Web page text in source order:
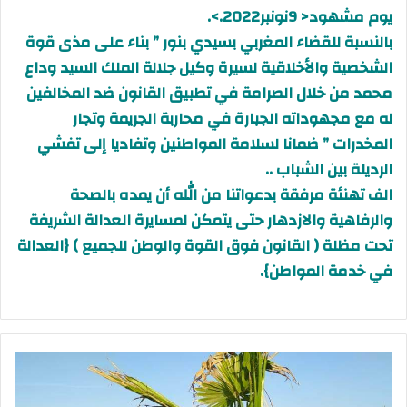
يوم مشهود< 9نونبر2022.>.
بالنسبة للقضاء المغربي بسيدي بنور ” بناء على مذى قوة
الشخصية والأخلاقية لسيرة وكيل جلالة الملك السيد وداع
محمد من خلال الصرامة في تطبيق القانون ضد المخالفين
له مع مجهوداته الجبارة في محاربة الجريمة وتجار
المخدرات ” ضمانا لسلامة المواطنين وتفاديا إلى تفشي
الرديلة بين الشباب ..
الف تهنئة مرفقة بدعواتنا من الله أن يمده بالصحة
والرفاهية والازدهار حتى يتمكن لمسايرة العدالة الشريفة
تحت مظلة ( القانون فوق القوة والوطن للجميع ) {العدالة
في خدمة المواطن}.